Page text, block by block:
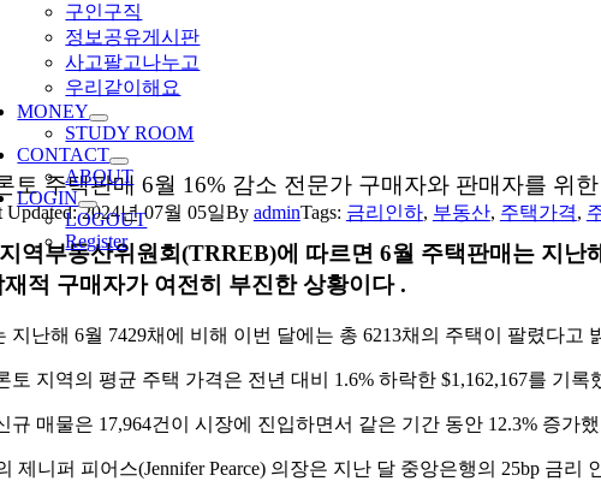
구인구직
정보공유게시판
사고팔고나누고
우리같이해요
MONEY
STUDY ROOM
CONTACT
ABOUT
LOGIN
LOGOUT
Register
토 주택판매 6월 16% 감소 전문가 구매자와 판매자를 위한
Updated: 2024년 07월 05일By adminTags: 금리인하, 부동산, 주택가격,
역부동산위원회(TRREB)에 따르면 6월 주택판매는 지
적 구매자가 여전히 부진한 상황이다 .
지난해 6월 7429채에 비해 이번 달에는 총 6213채의 주택이 팔렸다고
토 지역의 평균 주택 가격은 전년 대비 1.6% 하락한 $1,162,167를 기록
규 매물은 17,964건이 시장에 진입하면서 같은 기간 동안 12.3% 증가
제니퍼 피어스(Jennifer Pearce) 의장은 지난 달 중앙은행의 25bp 금